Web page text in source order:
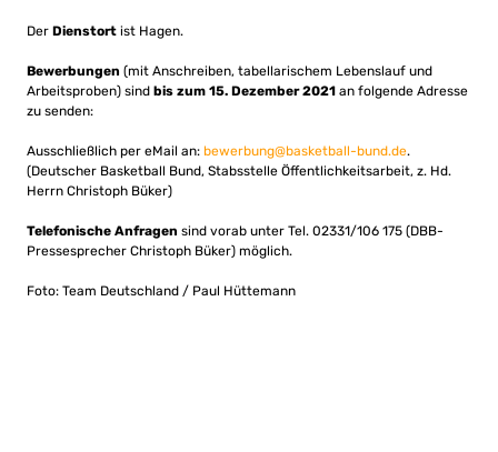
Der Dienstort ist Hagen.
Bewerbungen (mit Anschreiben, tabellarischem Lebenslauf und
Arbeitsproben) sind bis zum 15. Dezember 2021 an folgende Adresse
zu senden:
Ausschließlich per eMail an: bewerbung@basketball-bund.de.
(Deutscher Basketball Bund, Stabsstelle Öffentlichkeitsarbeit, z. Hd.
Herrn Christoph Büker)
Telefonische Anfragen sind vorab unter Tel. 02331/106 175 (DBB-
Pressesprecher Christoph Büker) möglich.
Foto: Team Deutschland / Paul Hüttemann